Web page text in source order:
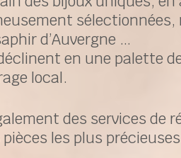
sélectionnées,
d’Auvergne …
en une palette
local.
des services de
les plus